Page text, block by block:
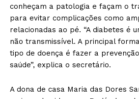
conheçam a patologia e façam o
para evitar complicações como
relacionadas ao pé. “A diabetes é
não transmissível. A principal
tipo de doença é fazer a
saúde”, explica o secretário.
A dona de casa Maria das Dores